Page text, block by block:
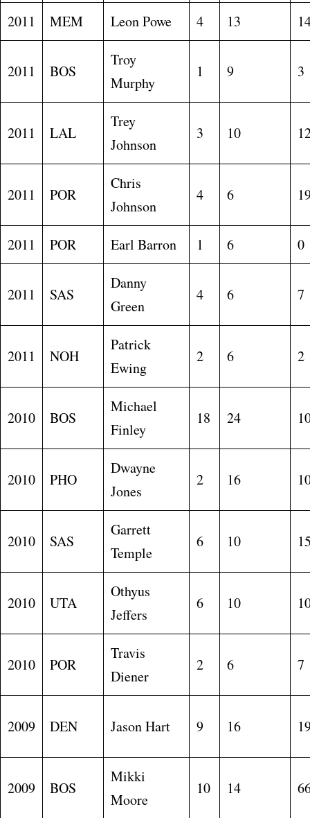
2011 MEM Leon Powe 4 13
2011 BOS
Troy
Murphy
1 9 3
2011 LAL
Trey
Johnson
3 10
2011 POR
Chris
Johnson
4 6
2011 POR Earl Barron 1 6 0
2011 SAS
Danny
Green
4 6 7
2011 NOH
Patrick
Ewing
2 6 2
2010 BOS
Michael
Finley
18 24
2010 PHO
Dwayne
Jones
2 16
2010 SAS
Garrett
Temple
6 10
2010 UTA
Othyus
Jeffers
6 10
2010 POR
Travis
Diener
2 6 7
2009 DEN Jason Hart 9 16
2009 BOS
Mikki
Moore
10 14